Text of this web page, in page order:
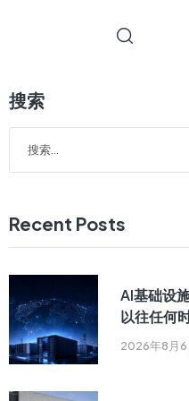
搜索
Recent Posts
2026年8月6
AI基础设
以往任何